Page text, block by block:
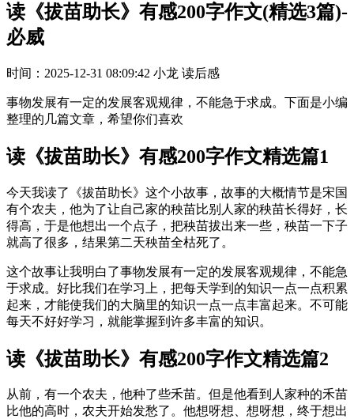
读《拔苗助长》有感200字作文(精选3篇)-
必威
时间： 2025-12-31 08:09:42 小龙 读后感
事物发展有一定的发展客观规律，不能急于求成。下面是小编
整理的几篇文章，希望你们喜欢
读《拔苗助长》有感200字作文精选篇1
今天我读了《拔苗助长》这个小故事，故事的大概情节是宋国
有个农夫，他为了让自己家的秧苗比别人家的秧苗长得好，长
得高，于是他想出一个点子，把秧苗拔出来一些，秧苗一下子
就高了很多，结果第二天秧苗全枯死了。
这个故事让我明白了事物发展有一定的发展客观规律，不能急
于求成。好比我们在学习上，把每天学到的知识一点一点积累
起来，才能使我们的大脑里的知识一点一点丰富起来。不可能
每天不好好学习，就能掌握到许多丰富的知识。
读《拔苗助长》有感200字作文精选篇2
从前，有一个农夫，他种了些禾苗。但是他看到人家种的禾苗
比他的高时，农夫开始发愁了。他想呀想、想呀想，终于想出